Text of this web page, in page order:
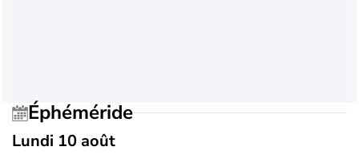
Éphéméride
Lundi 10 août